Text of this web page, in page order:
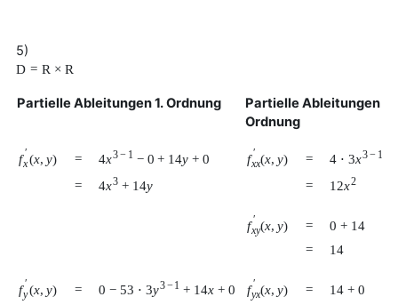
5)
D = R × R
Partielle Ableitungen 1. Ordnung
Partielle Ableitungen 2.
Ordnung
f ′
x(x, y) = 4x3− 1 − 0 + 14y + 0
=
4x3 + 14y
f ′
xx(x, y) = 4 ⋅ 3x3− 1
=
12x2
f ′
xy(x, y) = 0 + 14
=
14
f ′
y(x, y) = 0 − 53 ⋅ 3y3−1 + 14x + 0
f ′
yx(x, y) = 14 + 0